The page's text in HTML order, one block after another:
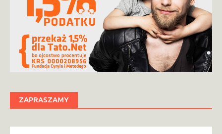
ZAPRASZAMY